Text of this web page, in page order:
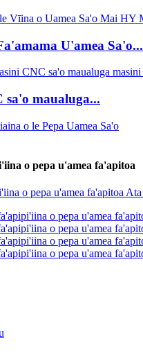
U'amea Sa'o...
sa'o maualuga...
o pepa u'amea fa'apitoa